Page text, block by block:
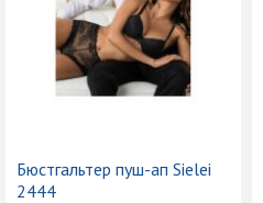
Бюстгальтер пуш-ап Sielei
2444